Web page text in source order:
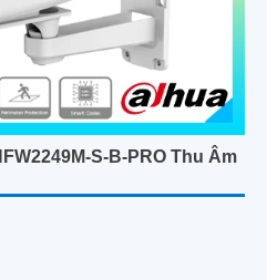
S-B-PRO Thu Âm